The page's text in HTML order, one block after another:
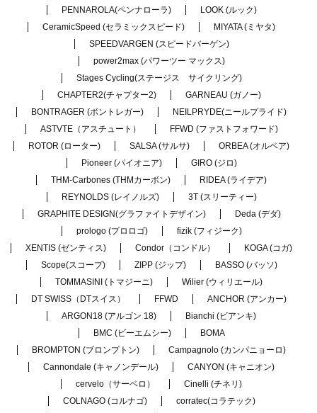
PENNAROLA(ペンナローラ)
LOOK (ルック)
CeramicSpeed (セラミックスピード)
MIYATA (ミヤタ)
SPEEDVARGEN (スピードバーゲン)
power2max (パワーツー マックス)
Stages Cycling(ステージス サイクリング)
CHAPTER2(チャプター2)
GARNEAU (ガノー)
BONTRAGER (ボントレガー)
NEILPRYDE(ニールプライド)
ASTVTE（アスチュート）
FFWD (ファストフォワード)
ROTOR (ローター)
SALSA (サルサ)
ORBEA (オルベア)
Pioneer (パイオニア)
GIRO (ジロ)
THM-Carbones (THMカーボン)
RIDEA (ライデア)
REYNOLDS (レイノルズ)
3T (スリーティー)
GRAPHITE DESIGN(グラファイトデザイン)
Deda (デダ)
prologo (プロロゴ)
fizik (フィジーク)
XENTIS (ゼンティス)
Condor（コンドル）
KOGA (コガ)
Scope(スコープ)
ZIPP (ジップ)
BASSO (バッソ)
TOMMASINI (トマジーニ)
Wilier (ウィリエール)
DT SWISS（DTスイス）
FFWD
ANCHOR (アンカー)
ARGON18 (アルゴン 18)
Bianchi (ビアンキ)
BMC (ビーエムシー)
BOMA
BROMPTON (ブロンプトン)
Campagnolo (カンパニョーロ)
Cannondale (キャノンデール)
CANYON (キャニオン)
cervelo（サーベロ）
Cinelli (チネリ)
COLNAGO (コルナゴ)
corratec(コラテック)